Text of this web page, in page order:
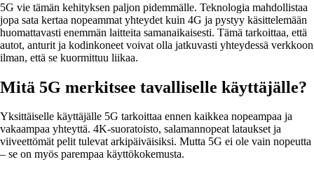
5G vie tämän kehityksen paljon pidemmälle. Teknologia mahdollistaa
jopa sata kertaa nopeammat yhteydet kuin 4G ja pystyy käsittelemään
huomattavasti enemmän laitteita samanaikaisesti. Tämä tarkoittaa, että
autot, anturit ja kodinkoneet voivat olla jatkuvasti yhteydessä verkkoon
ilman, että se kuormittuu liikaa.
Mitä 5G merkitsee tavalliselle käyttäjälle?
Yksittäiselle käyttäjälle 5G tarkoittaa ennen kaikkea nopeampaa ja
vakaampaa yhteyttä. 4K-suoratoisto, salamannopeat lataukset ja
viiveettömät pelit tulevat arkipäiväisiksi. Mutta 5G ei ole vain nopeutta
– se on myös parempaa käyttökokemusta.